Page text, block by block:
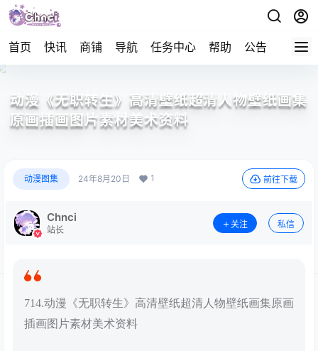
首页 快讯 商铺 导航 任务中心 帮助 公告 APP下
动漫《无职转生》高清壁纸超清人物壁纸画集
原画插画图片素材美术资料
动漫图集 24年8月20日 1 前往下载
Chnci
站长
关注 私信
714.动漫《无职转生》高清壁纸超清人物壁纸画集原画
插画图片素材美术资料